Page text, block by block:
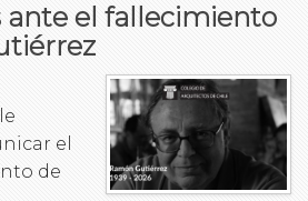
ante el fallecimiento
el
de